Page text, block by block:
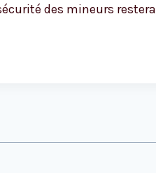
des mineurs restera